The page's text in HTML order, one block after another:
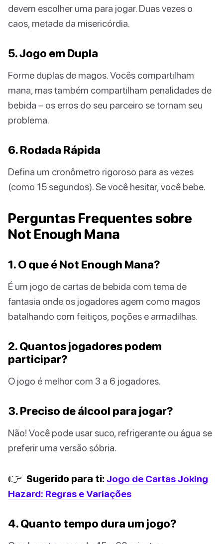
devem escolher uma para jogar. Duas vezes o
caos, metade da misericórdia.
5. Jogo em Dupla
Forme duplas de magos. Vocês compartilham
mana, mas também compartilham penalidades de
bebida – os erros do seu parceiro se tornam seu
problema.
6. Rodada Rápida
Defina um cronômetro rigoroso para as vezes
(como 15 segundos). Se você hesitar, você bebe.
Perguntas Frequentes sobre
Not Enough Mana
1. O que é Not Enough Mana?
É um jogo de cartas de bebida com tema de
fantasia onde os jogadores agem como magos
batalhando com feitiços, poções e armadilhas.
2. Quantos jogadores podem
participar?
O jogo é melhor com 3 a 6 jogadores.
3. Preciso de álcool para jogar?
Não! Você pode usar suco, refrigerante ou água se
preferir uma versão sóbria.
👉 Sugerido para ti: Jogo de Cartas Joking
Hazard: Regras e Variações
4. Quanto tempo dura um jogo?